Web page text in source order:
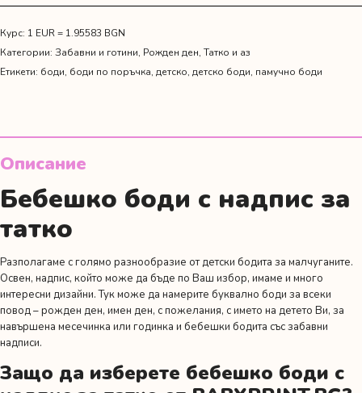
си
моят
герой"
Курс: 1 EUR = 1.95583 BGN
Категории: Забавни и готини, Рожден ден, Татко и аз
Етикети: боди, боди по поръчка, детско, детско боди, памучно боди
Описание
Бебешко боди с надпис за
татко
Разполагаме с голямо разнообразие от детски бодита за малчуганите.
Освен, надпис, който може да бъде по Ваш избор, имаме и много
интересни дизайни. Тук може да намерите буквално боди за всеки
повод –рожден ден, имен ден, с пожелания, с името на детето Ви, за
навършена месечинка или годинка и бебешки бодита със забавни
надписи.
Защо да изберете бебешко боди с